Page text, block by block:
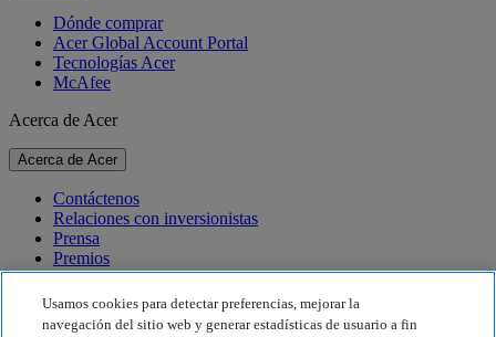
Dónde comprar
Acer Global Account Portal
Tecnologías Acer
McAfee
Acerca de Acer
Acerca de Acer
Contáctenos
Relaciones con inversionistas
Prensa
Premios
Eventos
Sostenibilidad
Usamos cookies para detectar preferencias, mejorar la
navegación del sitio web y generar estadísticas de usuario a fin